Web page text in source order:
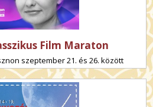
Film Maraton
szeptember 21. és 26. között